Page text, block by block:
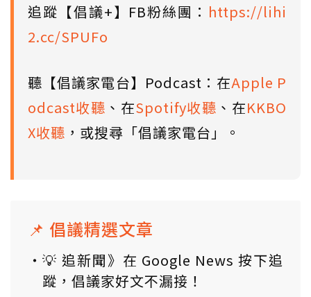
追蹤【倡議+】FB粉絲團： https://lihi
2.cc/SPUFo
聽【倡議家電台】Podcast：在Apple P
odcast收聽 、在Spotify收聽 、在KKBO
X收聽 ，或搜尋「倡議家電台」。
📌 倡議精選文章
💡 追新聞》在 Google News 按下追
蹤，倡議家好文不漏接！